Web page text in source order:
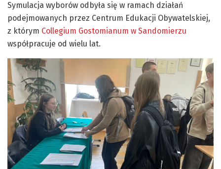
Symulacja wyborów odbyła się w ramach działań
podejmowanych przez Centrum Edukacji Obywatelskiej,
z którym Collegium Gostomianum w Sandomierzu
współpracuje od wielu lat.